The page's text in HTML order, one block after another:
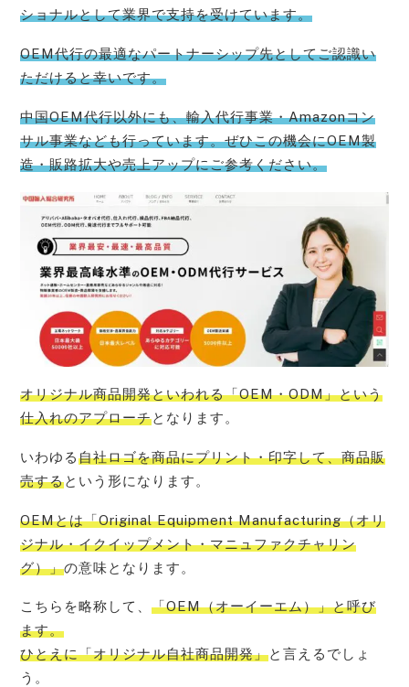
ショナルとして業界で支持を受けています。
OEM代行の最適なパートナーシップ先としてご認識い
ただけると幸いです。
中国OEM代行以外にも、輸入代行事業・Amazonコン
サル事業なども行っています。ぜひこの機会にOEM製
造・販路拡大や売上アップにご参考ください。
オリジナル商品開発といわれる「OEM・ODM」という
仕入れのアプローチとなります。
いわゆる自社ロゴを商品にプリント・印字して、商品販
売するという形になります。
OEMとは「Original Equipment Manufacturing（オリ
ジナル・イクイップメント・マニュファクチャリン
グ）」の意味となります。
こちらを略称して、「OEM（オーイーエム）」と呼び
ます。
ひとえに「オリジナル自社商品開発」と言えるでしょ
う。